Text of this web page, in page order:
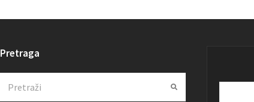
Pretraga
Submit